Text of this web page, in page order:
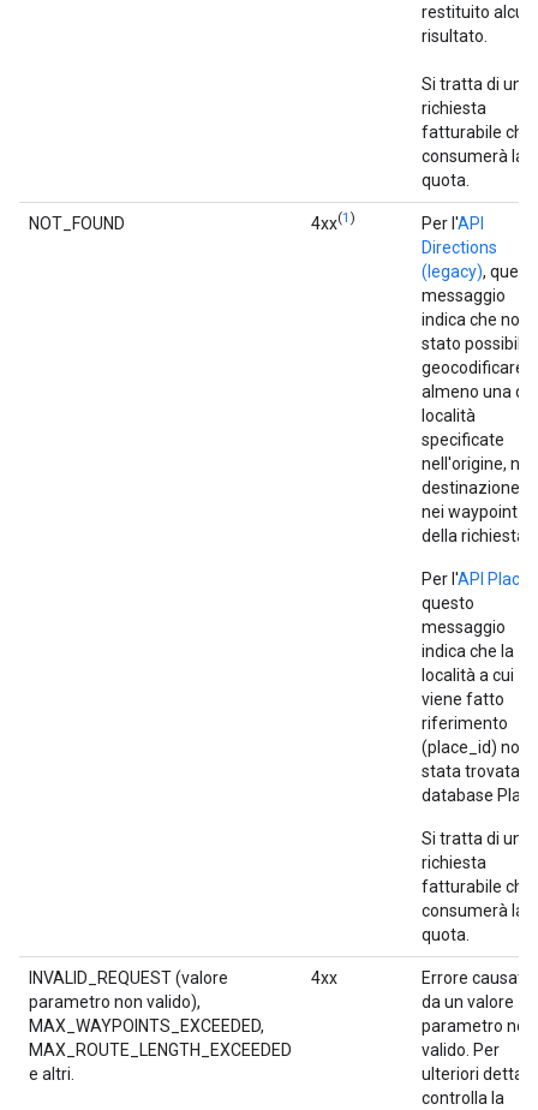
restituito alcun
risultato.
Si tratta di una
richiesta
fatturabile che
consumerà la
quota.
NOT_FOUND 4xx(1 ) Per l'API
Directions
(legacy),
messaggio
indica che non
stato possibile
geocodificare
almeno una
località
specificate
nell'origine,
destinazione o
nei waypoint
della richiesta.
Per l'API Places
questo
messaggio
indica che la
località a cui
viene fatto
riferimento
(place_id) non
stata trovata
database
Si tratta di una
richiesta
fatturabile che
consumerà la
quota.
INVALID_REQUEST (valore
parametro non valido),
MAX_WAYPOINTS_EXCEEDED,
MAX_ROUTE_LENGTH_EXCEEDED
e altri.
4xx
Errore causato
da un valore
parametro non
valido. Per
ulteriori
controlla la